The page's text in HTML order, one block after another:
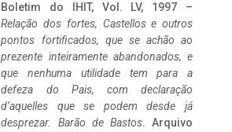
Boletim do IHIT, Vol. LV, 1997 –
Relação dos fortes, Castellos e outros
pontos fortificados, que se achão ao
prezente inteiramente abandonados, e
que nenhuma utilidade tem para a
defeza do Pais, com declaração
d’aquelles que se podem desde já
desprezar. Barão de Bastos. Arquivo